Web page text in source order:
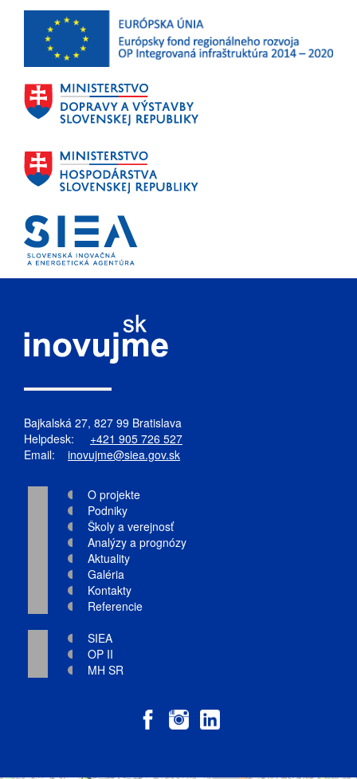
Bajkalská 27, 827 99 Bratislava
Helpdesk: +421 905 726 527
Email: inovujme@siea.gov.sk
O projekte
Podniky
Školy a verejnosť
Analýzy a prognózy
Aktuality
Galéria
Kontakty
Referencie
SIEA
OP II
MH SR